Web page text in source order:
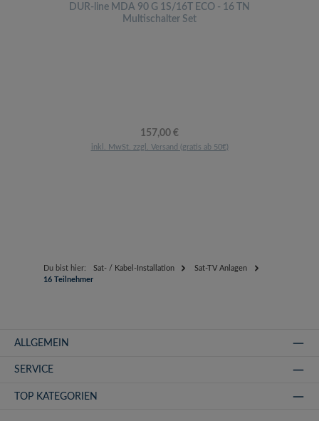
DUR-line MDA 90 G 1S/16T ECO - 16 TN
Multischalter Set
Regulärer Preis:
157,00 €
inkl. MwSt. zzgl. Versand (gratis ab 50€)
Du bist hier: Sat- / Kabel-Installation
Sat-TV Anlagen
16 Teilnehmer
ALLGEMEIN
SERVICE
TOP KATEGORIEN